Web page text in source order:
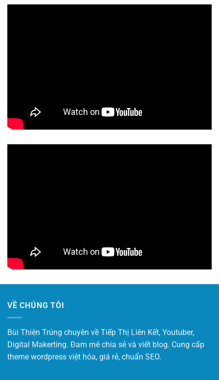
VỀ CHÚNG TÔI
Bùi Thiện Trúng chuyên về Tiếp Thị Liên Kết, Youtuber,
Digital Makerting. Đam mê chia sẻ và viết blog. Cung cấp
theme wordpress việt hóa, giá rẻ, chuẩn SEO.